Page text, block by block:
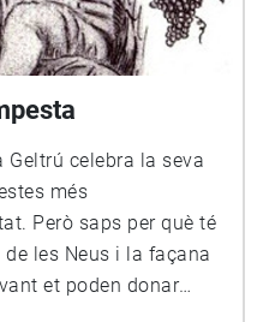
Geltrú celebra la seva
més
Però saps per què té
les Neus i la façana
et poden donar